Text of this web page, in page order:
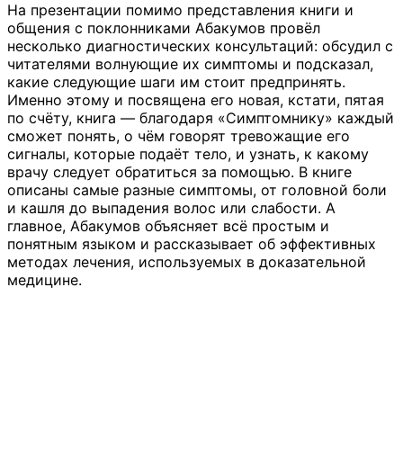
На презентации помимо представления книги и
общения с поклонниками Абакумов провёл
несколько диагностических консультаций: обсудил с
читателями волнующие их симптомы и подсказал,
какие следующие шаги им стоит предпринять.
Именно этому и посвящена его новая, кстати, пятая
по счёту, книга — благодаря «Симптомнику» каждый
сможет понять, о чём говорят тревожащие его
сигналы, которые подаёт тело, и узнать, к какому
врачу следует обратиться за помощью. В книге
описаны самые разные симптомы, от головной боли
и кашля до выпадения волос или слабости. А
главное, Абакумов объясняет всё простым и
понятным языком и рассказывает об эффективных
методах лечения, используемых в доказательной
медицине.